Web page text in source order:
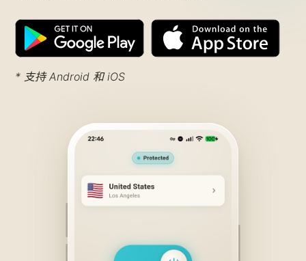
* 支持 Android 和 iOS